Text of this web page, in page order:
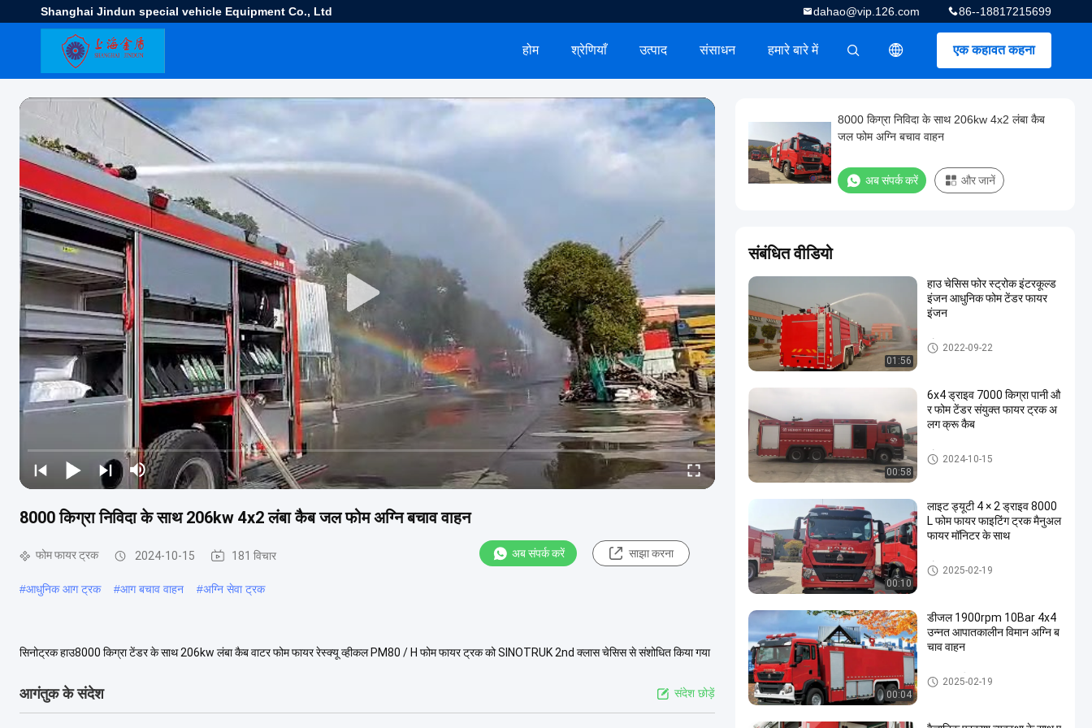
Shanghai Jindun special vehicle Equipment Co., Ltd 86--18817215699
dahao@vip.126.com
एक कहावत कहना
होम श्रेणियाँ उत्पाद संसाधन हमारे बारे में
8000 किग्रा निविदा के साथ 206kw 4x2 लंबा कैब जल फोम अग्नि बचाव वाहन
फोम फायर ट्रक 2024-10-15 181 विचार अब संपर्क करें साझा करना
#आधुनिक आग ट्रक #आग बचाव वाहन #अग्नि सेवा ट्रक
सिनोट्रक हाउ8000 किग्रा टेंडर के साथ 206kw लंबा कैब वाटर फोम फायर रेस्क्यू व्हीकल PM80 / H फोम फायर ट्रक को SINOTRUK 2nd क्लास चेसिस से संशोधित किया गया
आगंतुक के संदेश संदेश छोड़ें
8000 किग्रा निविदा के साथ 206kw 4x2 लंबा कैब
जल फोम अग्नि बचाव वाहन
अब संपर्क करें और जानें
संबंधित वीडियो
01:56
हाउ चेसिस फोर स्ट्रोक इंटरकूल्ड
इंजन आधुनिक फोम टेंडर फायर
इंजन
फोम फायर ट्रक
2022-09-22
00:58
6x4 ड्राइव 7000 किग्रा पानी औ
र फोम टेंडर संयुक्त फायर ट्रक अ
लग क्रू कैब
फोम फायर ट्रक
2024-10-15
00:10
लाइट ड्यूटी 4 × 2 ड्राइव 8000
L फोम फायर फाइटिंग ट्रक मैनुअल
फायर मॉनिटर के साथ
फोम फायर ट्रक
2025-02-19
00:04
डीजल 1900rpm 10Bar 4x4
उन्नत आपातकालीन विमान अग्नि ब
चाव वाहन
आपातकालीन बचाव वाहन
2025-02-19